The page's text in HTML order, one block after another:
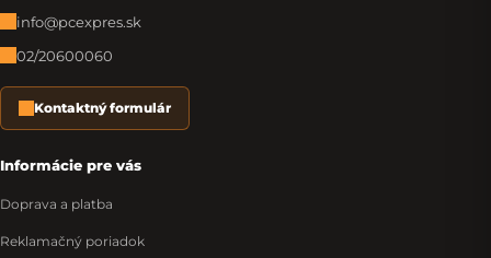
info@pcexpres.sk
02/20600060
Kontaktný formulár
Informácie pre vás
Doprava a platba
Reklamačný poriadok